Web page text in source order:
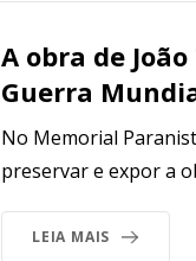
A obra de
Guerra
No Memorial
preservar e expor a
LEIA MAIS